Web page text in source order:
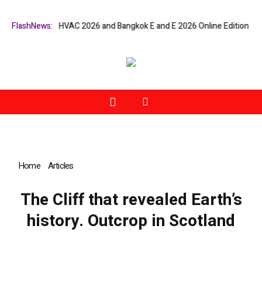
FlashNews:
Bangkok RHVAC 2026 and Bangkok E and E 2026 Online Edition
Home» Articles
The Cliff that revealed Earth’s
history. Outcrop in Scotland